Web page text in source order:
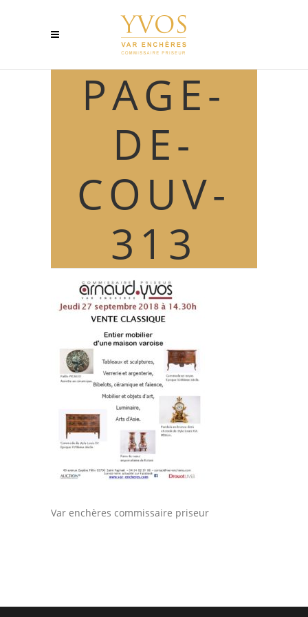
PAGE-
DE-
COUV-
313
PAGE-DE-COUV-313
9 septembre 2018
Var enchères commissaire priseur